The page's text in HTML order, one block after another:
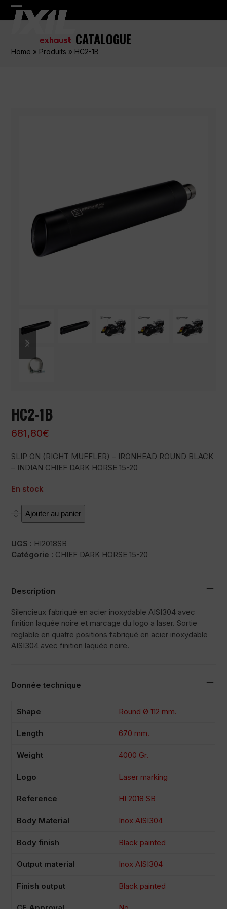
Skip
Open
menu
Close
menu
CATALOGUE
Home » Produits » HC2-1B
previous
slide
next
slide
HC2-1B
681,80€
SLIP ON (RIGHT MUFFLER) – IRONHEAD ROUND BLACK
– INDIAN CHIEF DARK HORSE 15-20
En stock
quantité
1B
Ajouter au panier
UGS : HI2018SB
Catégorie : CHIEF DARK HORSE 15-20
Description
Silencieux fabriqué en acier inoxydable AISI304 avec
finition laquée noire et marcage du logo a laser. Sortie
reglable en quatre positions fabriqué en acier inoxydable
AISI304 avec finition laquée noire.
Donnée technique
Shape Round Ø 112 mm.
Length 670 mm.
Weight 4000 Gr.
Logo Laser marking
Reference HI 2018 SB
Body Material Inox AISI304
Body finish Black painted
Output material Inox AISI304
Finish output Black painted